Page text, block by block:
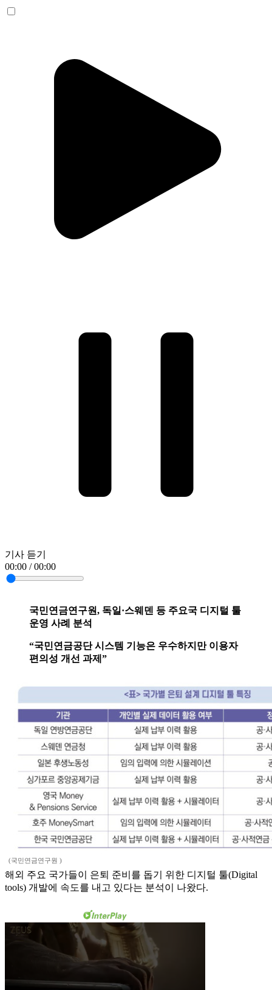
기사 듣기
00:00 / 00:00
국민연금연구원, 독일·스웨덴 등 주요국 디지털 툴
운영 사례 분석
“국민연금공단 시스템 기능은 우수하지만 이용자
편의성 개선 과제”
(국민연금연구원 )
해외 주요 국가들이 은퇴 준비를 돕기 위한 디지털 툴(Digital
tools) 개발에 속도를 내고 있다는 분석이 나왔다.